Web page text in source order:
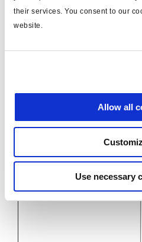
their services. You consent to our
website.
Allow all
Use necessary
Power-A Stecker
(Hauptspannungsversorgung)